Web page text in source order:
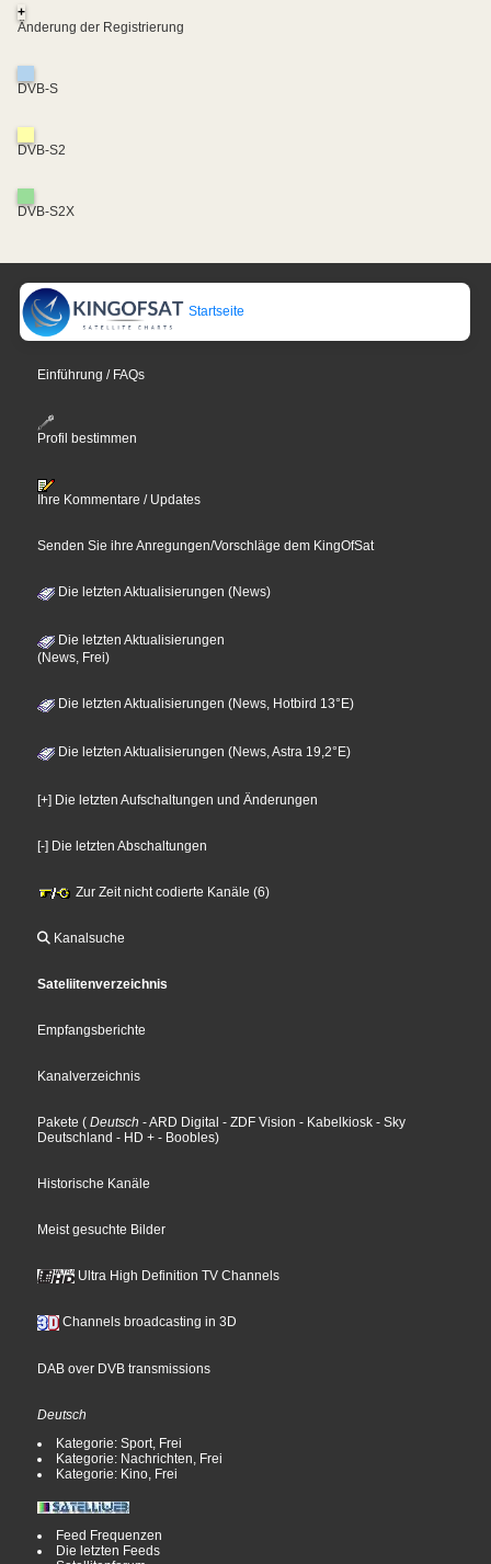
+
Änderung der Registrierung
DVB-S
DVB-S2
DVB-S2X
Startseite
Einführung / FAQs
Profil bestimmen
Ihre Kommentare / Updates
Senden Sie ihre Anregungen/Vorschläge dem KingOfSat
Die letzten Aktualisierungen (News)
Die letzten Aktualisierungen
(News, Frei)
Die letzten Aktualisierungen (News, Hotbird 13°E)
Die letzten Aktualisierungen (News, Astra 19,2°E)
[+] Die letzten Aufschaltungen und Änderungen
[-] Die letzten Abschaltungen
Zur Zeit nicht codierte Kanäle (6)
Kanalsuche
Sateliitenverzeichnis
Empfangsberichte
Kanalverzeichnis
Pakete ( Deutsch - ARD Digital - ZDF Vision - Kabelkiosk - Sky
Deutschland - HD + - Boobles)
Historische Kanäle
Meist gesuchte Bilder
Ultra High Definition TV Channels
Channels broadcasting in 3D
DAB over DVB transmissions
Deutsch
Kategorie: Sport, Frei
Kategorie: Nachrichten, Frei
Kategorie: Kino, Frei
Feed Frequenzen
Die letzten Feeds